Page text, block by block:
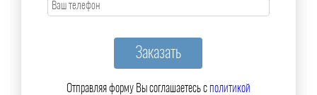
Отправляя форму Вы соглашаетесь сполитикой